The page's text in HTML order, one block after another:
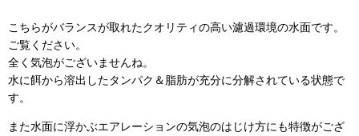
こちらがバランスが取れたクオリティの高い濾過環境の水面です。
ご覧ください。
全く気泡がございませんね。
水に餌から溶出したタンパク＆脂肪が充分に分解されている状態で
す。
また水面に浮かぶエアレーションの気泡のはじけ方にも特徴がござ